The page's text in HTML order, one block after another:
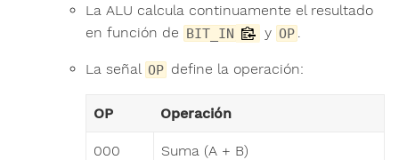
La ALU calcula continuamente el resultado
en función de BIT_IN y OP .
La señal OP define la operación:
OP Operación
000 Suma (A + B)